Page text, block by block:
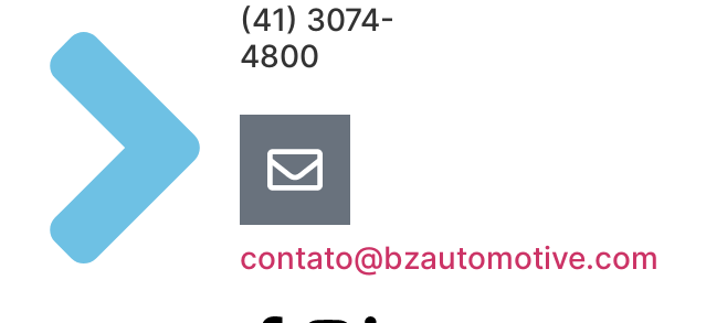
(41) 3074-
4800
contato@bzautomotive.com